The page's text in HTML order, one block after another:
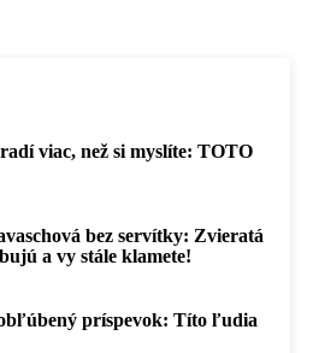
viac, než si myslíte: TOTO
bez servítky: Zvieratá
a vy stále klamete!
príspevok: Títo ľudia